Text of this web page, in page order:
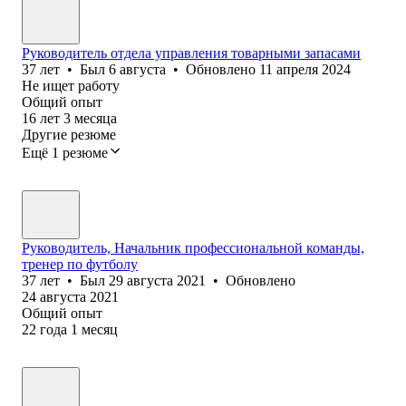
Руководитель отдела управления товарными запасами
37 лет • Был 6 августа • Обновлено 11 апреля 2024
Не ищет работу
Общий опыт
16 лет 3 месяца
Другие резюме
Ещё 1 резюме
Руководитель, Начальник профессиональной команды,
тренер по футболу
37 лет • Был 29 августа 2021 • Обновлено
24 августа 2021
Общий опыт
22 года 1 месяц